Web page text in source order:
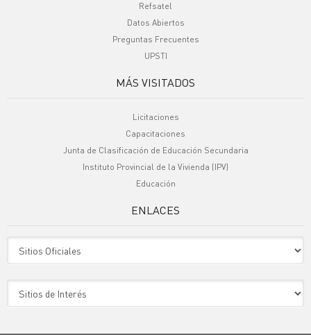
Refsatel
Datos Abiertos
Preguntas Frecuentes
UPSTI
MÁS VISITADOS
Licitaciones
Capacitaciones
Junta de Clasificación de Educación Secundaria
Instituto Provincial de la Vivienda (IPV)
Educación
ENLACES